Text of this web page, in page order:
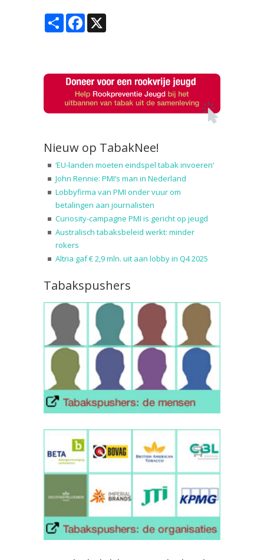
Share Facebook
Nieuw op TabakNee!
‘EU-landen moeten eindspel tabak invoeren’
John Rennie: PMI’s man in Nederland
Lobbyfirma van PMI onder vuur om
betalingen aan journalisten
Curiosity-campagne PMI is gericht op jeugd
Australisch tabaksbeleid werkt: minder
rokers
Altria gaf € 2,9 mln. uit aan lobby in Q4 2025
Tabakspushers